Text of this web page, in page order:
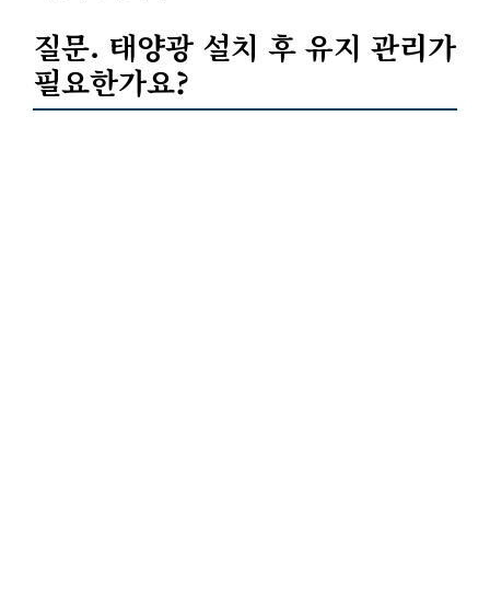
질문. 태양광 설치 후 유지 관리가
필요한가요?